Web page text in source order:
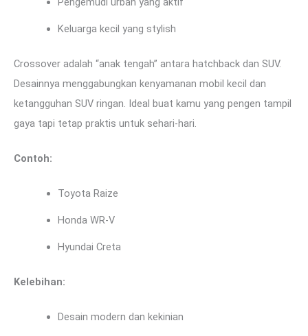
Keluarga kecil yang stylish
Crossover adalah “anak tengah” antara hatchback dan SUV.
Desainnya menggabungkan kenyamanan mobil kecil dan
ketangguhan SUV ringan. Ideal buat kamu yang pengen tampil
gaya tapi tetap praktis untuk sehari-hari.
Contoh:
Toyota Raize
Honda WR-V
Hyundai Creta
Kelebihan:
Desain modern dan kekinian